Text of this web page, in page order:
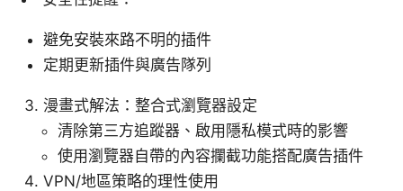
避免安裝來路不明的插件
定期更新插件與廣告隊列
漫畫式解法：整合式瀏覽器設定
清除第三方追蹤器、啟用隱私模式時的影響
使用瀏覽器自帶的內容攔截功能搭配廣告插件
VPN/地區策略的理性使用